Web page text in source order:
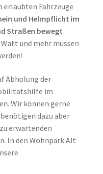
erlaubten Fahrzeuge
und Helmpflicht im
Straßen bewegt
und mehr müssen
Abholung der
im
Wir können gerne
dazu aber
erwartenden
In den Wohnpark Alt